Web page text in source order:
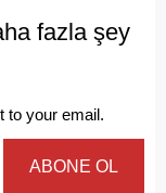
fazla şey
to your email.
ABONE OL